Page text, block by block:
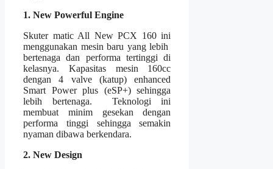
1. New Powerful Engine
Skuter matic All New PCX 160 ini
menggunakan mesin baru yang lebih
bertenaga dan performa tertinggi di
kelasnya. Kapasitas mesin 160cc
dengan 4 valve (katup) enhanced
Smart Power plus (eSP+) sehingga
lebih bertenaga. Teknologi ini
membuat minim gesekan dengan
performa tinggi sehingga semakin
nyaman dibawa berkendara.
2. New Design